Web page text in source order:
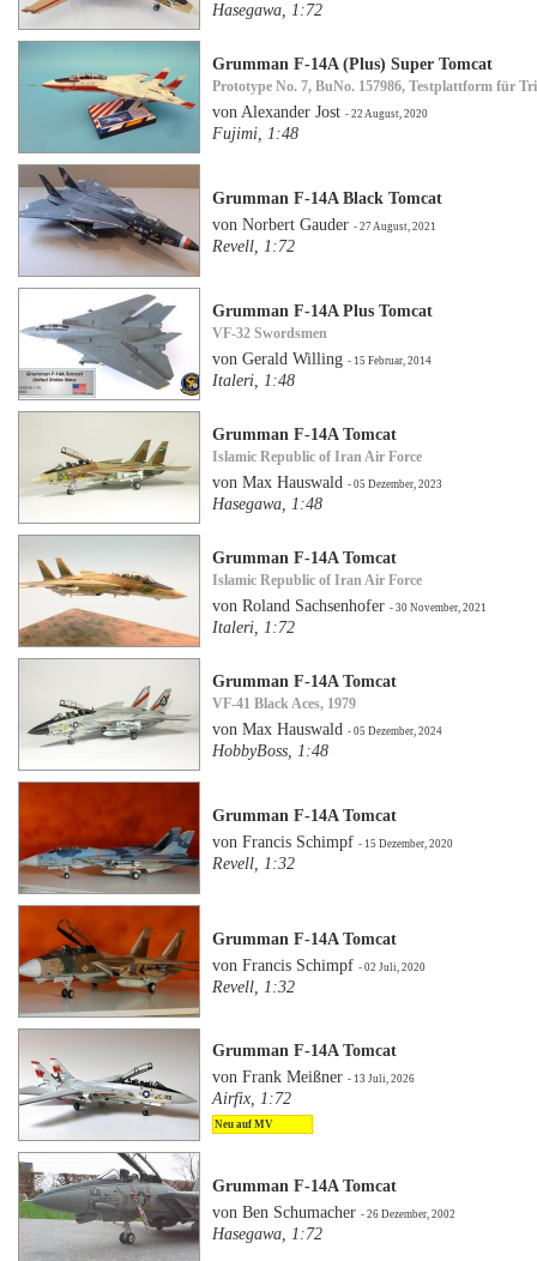
Hasegawa, 1:72
Grumman F-14A (Plus) Super Tomcat
Prototype No. 7, BuNo. 157986, Testplattform für
von Alexander Jost- 22 August, 2020
Fujimi, 1:48
Grumman F-14A Black Tomcat
von Norbert Gauder- 27 August, 2021
Revell, 1:72
Grumman F-14A Plus Tomcat
VF-32 Swordsmen
von Gerald Willing- 15 Februar, 2014
Italeri, 1:48
Grumman F-14A Tomcat
Islamic Republic of Iran Air Force
von Max Hauswald- 05 Dezember, 2023
Hasegawa, 1:48
Grumman F-14A Tomcat
Islamic Republic of Iran Air Force
von Roland Sachsenhofer- 30 November, 2021
Italeri, 1:72
Grumman F-14A Tomcat
VF-41 Black Aces, 1979
von Max Hauswald- 05 Dezember, 2024
HobbyBoss, 1:48
Grumman F-14A Tomcat
von Francis Schimpf- 15 Dezember, 2020
Revell, 1:32
Grumman F-14A Tomcat
von Francis Schimpf- 02 Juli, 2020
Revell, 1:32
Grumman F-14A Tomcat
von Frank Meißner- 13 Juli, 2026
Airfix, 1:72
Neu auf MV
Grumman F-14A Tomcat
von Ben Schumacher- 26 Dezember, 2002
Hasegawa, 1:72